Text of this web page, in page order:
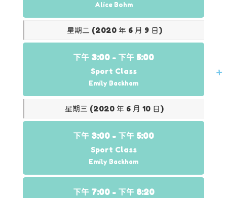
Alice Bohm
星期二 (2020 年 6 月 9 日)
下午 3:00 - 下午 5:00
Sport Class
Emily Backham
星期三 (2020 年 6 月 10 日)
下午 3:00 - 下午 5:00
Sport Class
Emily Backham
下午 7:00 - 下午 8:20